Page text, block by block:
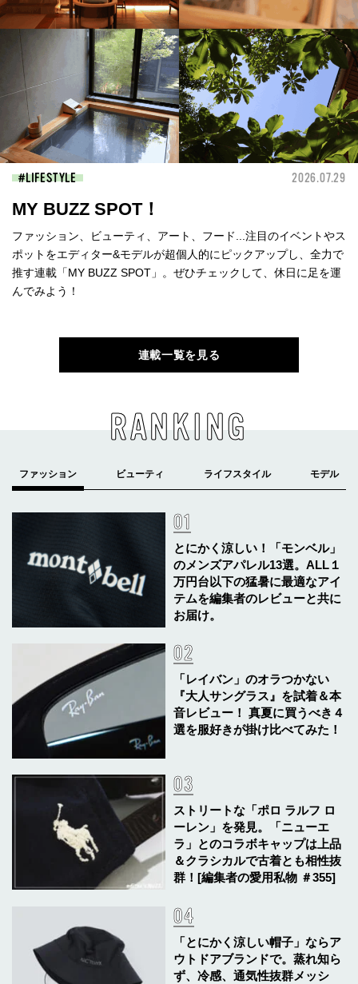
LIFESTYLE 2026.07.29
MY BUZZ SPOT！
ファッション、ビューティ、アート、フード...注目のイベントやス
ポットをエディター&モデルが超個人的にピックアップし、全力で
推す連載「MY BUZZ SPOT」。ぜひチェックして、休日に足を運
んでみよう！
連載一覧を見る
RANKING
とにかく涼しい！「モンベル」
のメンズアパレル13選。ALL１
万円台以下の猛暑に最適なアイ
テムを編集者のレビューと共に
お届け。
「レイバン」のオラつかない
『大人サングラス』を試着＆本
音レビュー！ 真夏に買うべき４
選を服好きが掛け比べてみた！
ストリートな「ポロ ラルフ ロ
ーレン」を発見。「ニューエ
ラ」とのコラボキャップは上品
＆クラシカルで古着とも相性抜
群！[編集者の愛用私物 ＃355]
「とにかく涼しい帽子」ならア
ウトドアブランドで。蒸れ知ら
ず、冷感、通気性抜群メッシ